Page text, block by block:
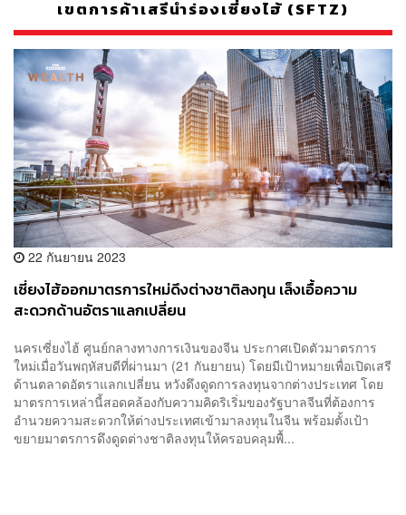
เขตการค้าเสรีนำร่องเซี่ยงไฮ้ (SFTZ)
22 กันยายน 2023
เซี่ยงไฮ้ออกมาตรการใหม่ดึงต่างชาติลงทุน เล็งเอื้อความ
สะดวกด้านอัตราแลกเปลี่ยน
นครเซี่ยงไฮ้ ศูนย์กลางทางการเงินของจีน ประกาศเปิดตัวมาตรการ
ใหม่เมื่อวันพฤหัสบดีที่ผ่านมา (21 กันยายน) โดยมีเป้าหมายเพื่อเปิดเสรี
ด้านตลาดอัตราแลกเปลี่ยน หวังดึงดูดการลงทุนจากต่างประเทศ โดย
มาตรการเหล่านี้สอดคล้องกับความคิดริเริ่มของรัฐบาลจีนที่ต้องการ
อำนวยความสะดวกให้ต่างประเทศเข้ามาลงทุนในจีน พร้อมตั้งเป้า
ขยายมาตรการดึงดูดต่างชาติลงทุนให้ครอบคลุมพื้...